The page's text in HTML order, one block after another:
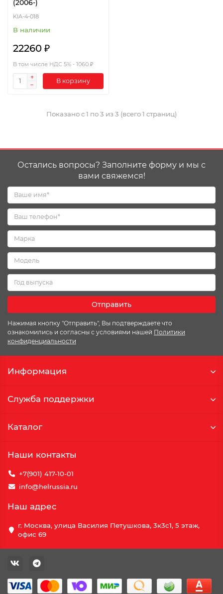
(2006-)
KIA-4-018
В наличии
22260 ₽
В том числе НДС 5% - 1060 ₽
В корзину
Показано с 1 по 3 из 3 (всего 1 страниц)
Остались вопросы? Заполните форму и мы с
вами свяжемся!
Отправить
Нажимая кнопку "Отправить", Вы подтверждаете что
ознакомились и согласны с условиями нашей Политики
конфиденциальности
Информация
Служба поддержки
Каталог
Наши контакты
+7(901) 417-10-01
info@helrussia.ru
Наш адрес
г. Москва, улица Василия Петушкова, 3к3c1, 5 этаж,
офис 69